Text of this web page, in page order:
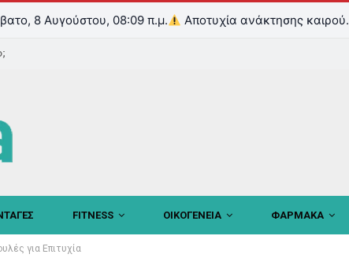
8 Αυγούστου, 08:09 π.μ. Αποτυχία ανάκτησης καιρού.
FITNESS ΟΙΚΟΓΕΝΕΙΑ ΦΑΡΜΑΚΑ
για Επιτυχία